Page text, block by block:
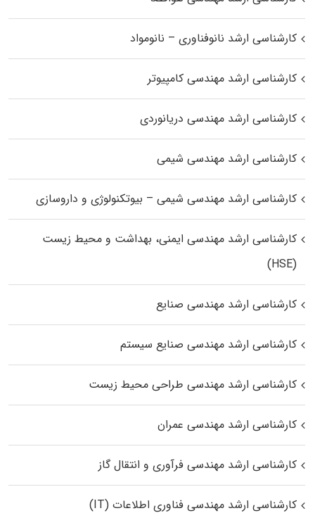
کارشناسی ارشد نانوفناوری – نانومواد
کارشناسی ارشد مهندسی کامپیوتر
کارشناسی ارشد مهندسی دریانوردی
کارشناسی ارشد مهندسی شیمی
کارشناسی ارشد مهندسی شیمی – بیوتکنولوژی و داروسازی
کارشناسی ارشد مهندسی ایمنی، بهداشت و محیط زیست
(HSE)
کارشناسی ارشد مهندسی صنایع
کارشناسی ارشد مهندسی صنایع سیستم
کارشناسی ارشد مهندسی طراحی محیط زیست
کارشناسی ارشد مهندسی عمران
کارشناسی ارشد مهندسی فرآوری و انتقال گاز
کارشناسی ارشد مهندسی فناوری اطلاعات (IT)